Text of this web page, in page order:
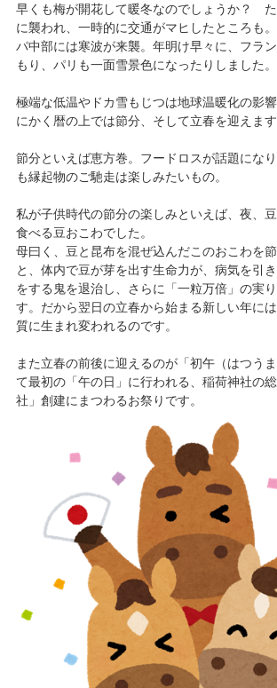
早くも梅が開花して暖冬なのでしょうか？
に襲われ、一時的に交通がマヒしたところも
パ中部には寒波が来襲。年明け早々に、フラ
もり、パリも一面雪景色になったりしました。
極端な低温やドカ雪もじつは地球温暖化の影
にかく暦の上では節分、そして立春を迎えます
節分といえば恵方巻。フードロスが話題にな
も縁起物のご馳走は楽しみたいもの。
私が子供時代の節分の楽しみといえば、夜、
食べる豆おこわでした。
母曰く、豆と昆布を混ぜ込んだこのおこわを
と、体内で豆が芽を出す生命力が、病気を引
をする鬼を退治し、さらに「一粒万倍」の実
す。だから翌日の立春から始まる新しい年に
質に生まれ変われるのです。
また立春の前後に迎えるのが「初午（はつう
て最初の「午の日」に行われる、稲荷神社の
社」創建にまつわるお祭りです。